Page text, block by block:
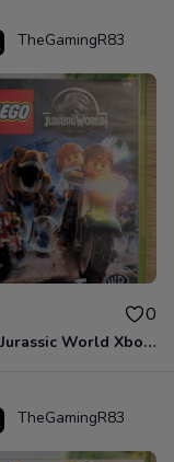
TheGamingR83
0
Lego - Jurassic World Xbox 360
TheGamingR83